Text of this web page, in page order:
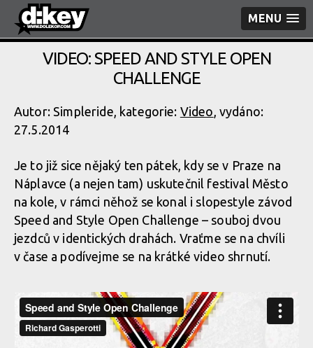
MENU
VIDEO: SPEED AND STYLE OPEN
CHALLENGE
Autor: Simpleride, kategorie: Video, vydáno:
27.5.2014
Je to již sice nějaký ten pátek, kdy se v Praze na
Náplavce (a nejen tam) uskutečnil festival Město
na kole, v rámci něhož se konal i slopestyle závod
Speed and Style Open Challenge – souboj dvou
jezdců v identických drahách. Vraťme se na chvíli
v čase a podívejme se na krátké video shrnutí.